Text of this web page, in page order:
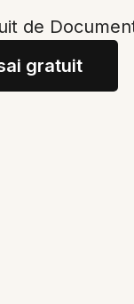
de
gratuit